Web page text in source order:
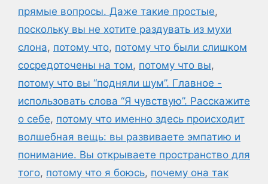
прямые вопросы. Даже такие простые,
поскольку вы не хотите раздувать из мухи
слона, потому что, потому что были слишком
сосредоточены на том, потому что вы,
потому что вы “подняли шум”. Главное -
использовать слова “Я чувствую”. Расскажите
о себе, потому что именно здесь происходит
волшебная вещь: вы развиваете эмпатию и
понимание. Вы открываете пространство для
того, потому что я боюсь, почему она так